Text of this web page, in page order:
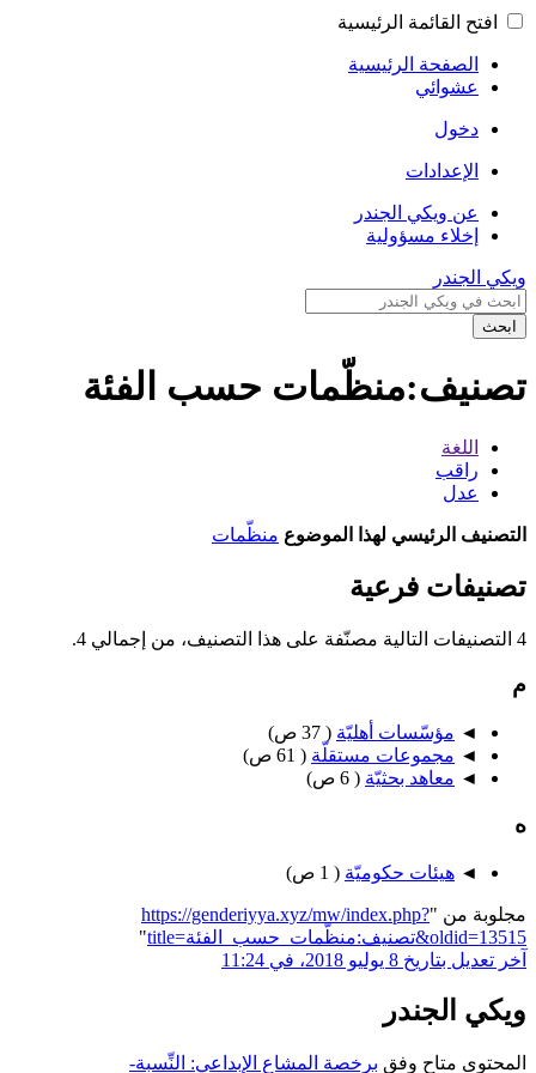
افتح القائمة الرئيسية
الصفحة الرئيسية
عشوائي
دخول
الإعدادات
عن ويكي الجندر
إخلاء مسؤولية
ويكي الجندر
ابحث
تصنيف:منظّمات حسب الفئة
اللغة
راقب
عدل
التصنيف الرئيسي لهذا الموضوع منظّمات
تصنيفات فرعية
4 التصنيفات التالية مصنّفة على هذا التصنيف، من إجمالي 4.
م
◄ مؤسّسات أهليّة ( 37 ص)
◄ مجموعات مستقلّة ( 61 ص)
◄ معاهد بحثيّة ( 6 ص)
ه
◄ هيئات حكوميّة ( 1 ص)
مجلوبة من "https://genderiyya.xyz/mw/index.php?
title=تصنيف:منظّمات_حسب_الفئة&oldid=13515
"
آخر تعديل بتاريخ 8 يوليو 2018، في 11:24
ويكي الجندر
المحتوى متاح وفق برخصة المشاع الإبداعي: النِّسبة-